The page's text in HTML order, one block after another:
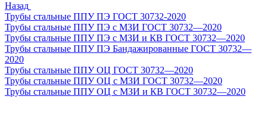
Назад
Трубы стальные ППУ ПЭ ГОСТ 30732-2020
Трубы стальные ППУ ПЭ с МЗИ ГОСТ 30732—2020
Трубы стальные ППУ ПЭ с МЗИ и КВ ГОСТ 30732—2020
Трубы стальные ППУ ПЭ Бандажированные ГОСТ 30732—
2020
Трубы стальные ППУ ОЦ ГОСТ 30732—2020
Трубы стальные ППУ ОЦ с МЗИ ГОСТ 30732—2020
Трубы стальные ППУ ОЦ с МЗИ и КВ ГОСТ 30732—2020